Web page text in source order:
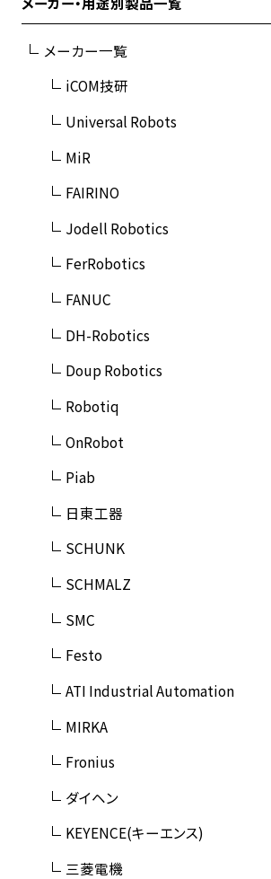
メーカー一覧
iCOM技研
Universal Robots
MiR
FAIRINO
Jodell Robotics
FerRobotics
FANUC
DH-Robotics
Doup Robotics
Robotiq
OnRobot
Piab
日東工器
SCHUNK
SCHMALZ
SMC
Festo
ATI Industrial Automation
MIRKA
Fronius
ダイヘン
KEYENCE(キーエンス)
三菱電機